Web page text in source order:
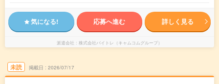
気になる! 応募へ進む 詳しく見る
派遣会社 株式会社バイトレ（キャムコムグループ）
未読 掲載日 2026/07/17